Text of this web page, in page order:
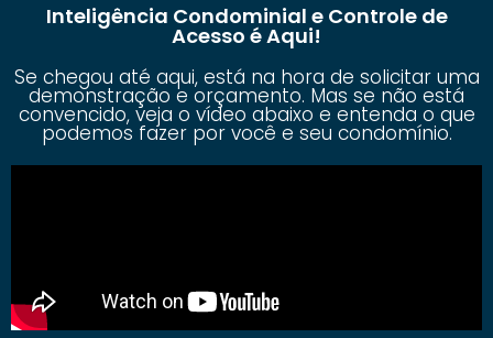
Inteligência Condominial e Controle de
Acesso é Aqui!
Se chegou até aqui, está na hora de solicitar uma
demonstração e orçamento. Mas se não está
convencido, veja o vídeo abaixo e entenda o que
podemos fazer por você e seu condomínio.